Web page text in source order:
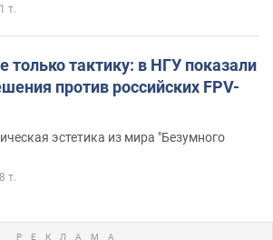
т.
только тактику: в НГУ показали
против российских FPV-
эстетика из мира "Безумного
т.